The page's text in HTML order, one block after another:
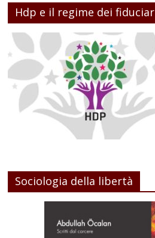
Hdp e il regime dei
Sociologia della libertà